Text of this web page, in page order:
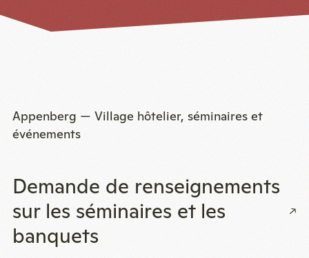
Appenberg — Village hôtelier, séminaires et
événements
Demande de renseignements
sur les séminaires et les
banquets